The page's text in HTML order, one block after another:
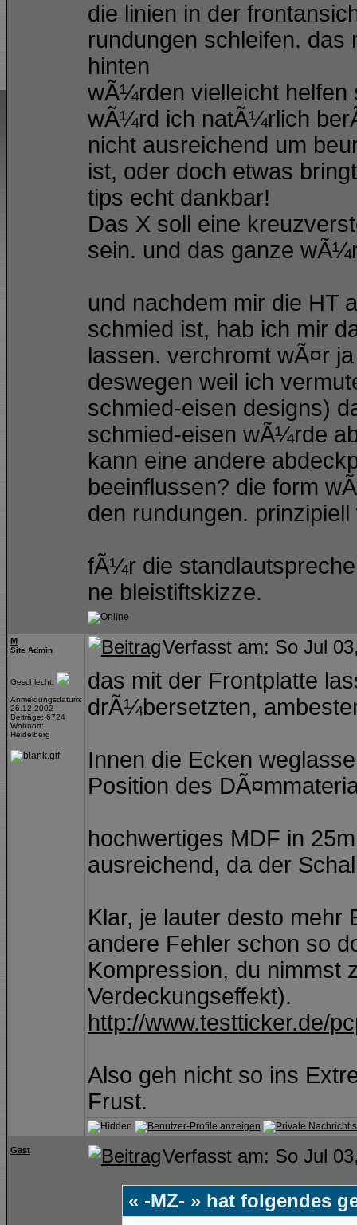
die linien in der
rundungen schleifen. das
hinten
wÃ¼rden vielleicht helfen
wÃ¼rd ich natÃ¼rlich
nicht ausreichend um
ist, oder doch etwas
tips echt dankbar!
Das X soll eine
sein. und das ganze
und nachdem mir die HT
schmied ist, hab ich mir
lassen. verchromt wÃ¤r
deswegen weil ich
schmied-eisen designs)
schmied-eisen wÃ¼rde
kann eine andere
beeinflussen? die form
den rundungen.
fÃ¼r die
ne bleistiftskizze.
M
Site Admin
Geschlecht:
Anmeldungsdatum:
26.12.2002
Beiträge: 6724
Wohnort:
Heidelberg
Verfasst am: So Jul
das mit der Frontplatte
drÃ¼bersetzten,
Innen die Ecken
Position des
hochwertiges MDF in
ausreichend, da der
Klar, je lauter desto mehr
andere Fehler schon so
Kompression, du nimmst
Verdeckungseffekt).
http://www.testticker.de/
Also geh nicht so ins
Frust.
Gast Verfasst am: So Jul
« -MZ- » hat folgendes